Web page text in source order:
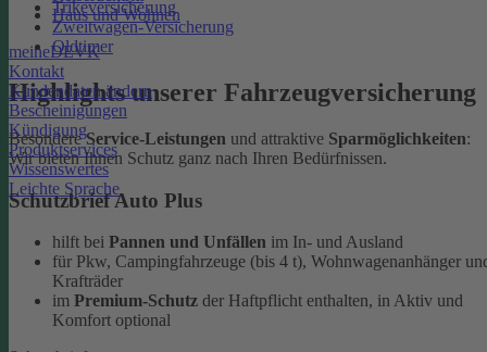
Haus und Wohnen
meineDEVK
Kontakt
Kundendaten ändern
Bescheinigungen
Kündigung
Produktservices
Wissenswertes
Leichte Sprache
Trikeversicherung
Zweitwagen-Versicherung
Oldtimer
Highlights unserer Fahrzeugversicherung
BesondereService-Leistungen und attraktive Sparmöglichkeiten:
Wir bieten Ihnen Schutz ganz nach Ihren Bedürfnissen.
Schutzbrief Auto Plus
hilft bei Pannen und Unfällen im In- und Ausland
für Pkw, Campingfahrzeuge (bis 4 t), Wohnwagenanhänger
Krafträder
im Premium-Schutz der Haftpflicht enthalten, in Aktiv und
Komfort optional